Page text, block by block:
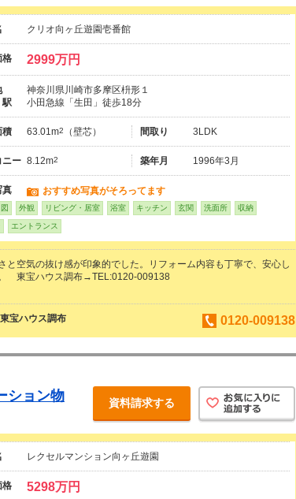
クリオ向ヶ丘遊園壱番館
格 2999万円
神奈川県川崎市多摩区枡形１
駅
小田急線「生田」徒歩18分
積 63.01m2 （壁芯） 間取り 3LDK
ニー 8.12m2 築年月 1996年3月
真 おすすめ写真がそろってます
外観 リビング・居室 浴室 キッチン 玄関 洗面所 収納
エントランス
と空気の抜け感が印象的でした。リフォーム内容も丁寧で、安心し
東宝ハウス調布→TEL:0120-009138
宝ハウス調布 0120-009138
ション物
資料請求する
レクセルマンション向ヶ丘遊園
格 5298万円